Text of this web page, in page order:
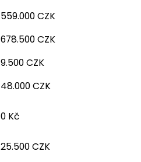
559.000 CZK
678.500 CZK
9.500 CZK
48.000 CZK
0 Kč
25.500 CZK